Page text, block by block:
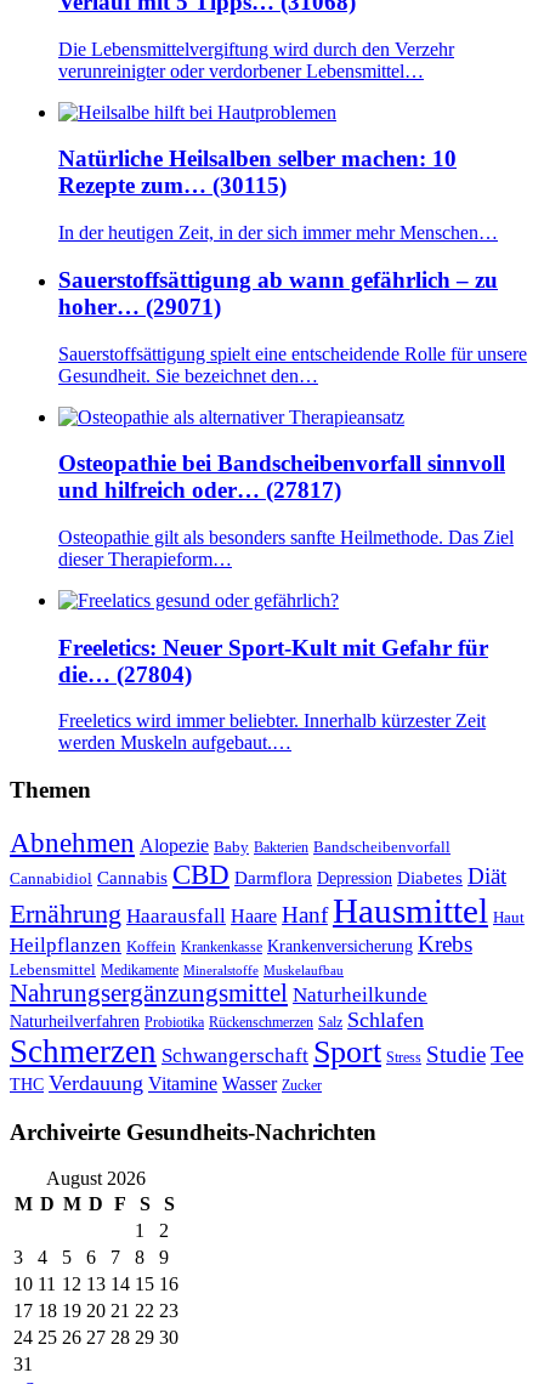
Die Lebensmittelvergiftung wird durch den Verzehr
verunreinigter oder verdorbener Lebensmittel…
Natürliche Heilsalben selber machen: 10
Rezepte zum… (30115)
In der heutigen Zeit, in der sich immer mehr Menschen…
Sauerstoffsättigung ab wann gefährlich – zu
hoher… (29071)
Sauerstoffsättigung spielt eine entscheidende Rolle für unsere
Gesundheit. Sie bezeichnet den…
Osteopathie bei Bandscheibenvorfall sinnvoll
und hilfreich oder… (27817)
Osteopathie gilt als besonders sanfte Heilmethode. Das Ziel
dieser Therapieform…
Freeletics: Neuer Sport-Kult mit Gefahr für
die… (27804)
Freeletics wird immer beliebter. Innerhalb kürzester Zeit
werden Muskeln aufgebaut.…
Themen
Abnehmen Alopezie Baby Bakterien Bandscheibenvorfall
Cannabidiol Cannabis CBD Darmflora Depression Diabetes Diät
Ernährung Haarausfall Haare HanfHausmittel Haut
Heilpflanzen Koffein Krankenkasse Krankenversicherung Krebs
Lebensmittel Medikamente Mineralstoffe Muskelaufbau
Nahrungsergänzungsmittel Naturheilkunde
Naturheilverfahren Probiotika Rückenschmerzen Salz Schlafen
Schmerzen Schwangerschaft Sport Stress StudieTee
THC Verdauung Vitamine Wasser Zucker
Archiveirte Gesundheits-Nachrichten
August 2026
M D M D F S
S
1
2
3
4 5 6 7 8
9
10 11 12 13 14 15 16
17 18 19 20 21 22 23
24 25 26 27 28 29 30
31